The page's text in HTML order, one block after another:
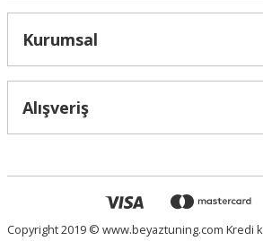
Kurumsal
Alışveriş
Copyright 2019 © www.beyaztuning.com Kredi